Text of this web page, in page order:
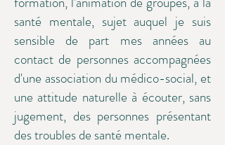
santé mentale, sujet auquel je suis
sensible de part mes années au
contact de personnes accompagnées
d'une association du médico-social, et
une attitude naturelle à écouter, sans
jugement, des personnes présentant
des troubles de santé mentale.